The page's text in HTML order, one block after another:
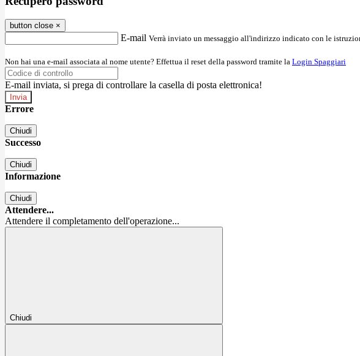
button close ×
E-mail Verrà inviato un messaggio all'indirizzo indicato con le
Non hai una e-mail associata al nome utente? Effettua il reset della password tramite la Login Spaggiari
E-mail inviata, si prega di controllare la casella di posta elettronica!
Errore
Chiudi
Successo
Chiudi
Informazione
Chiudi
Attendere...
Attendere il completamento dell'operazione...
Chiudi